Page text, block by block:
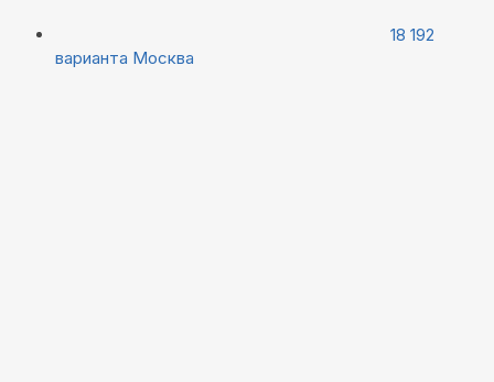
18 192
варианта Москва